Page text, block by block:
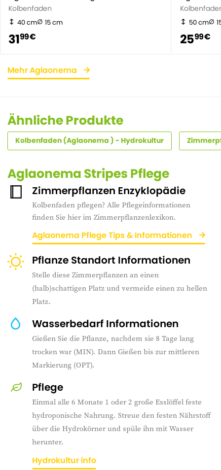
Kolbenfaden
40 cm 15 cm
3199 €
50 cm
2599 €
Mehr Aglaonema
Ähnliche Produkte
Kolbenfaden (Aglaonema ) - Hydrokultur
Aglaonema Stripes Pflege
Zimmerpflanzen Enzyklopädie
Kolbenfaden pflegen? Alle Pflegeinformationen
finden Sie hier im Zimmerpflanzenlexikon.
Aglaonema Pflege Tips & Informationen
Pflanze Standort Informationen
Stelle diese Zimmerpflanzen an einen
(halb)schattigen Platz und vermeide einen zu hellen
Platz.
Wasserbedarf Informationen
Gießen Sie die Pflanze, nachdem sie 8 Tage lang
trocken war (MIN). Dann Gießen bis zur mittleren
Markierung (OPT).
Pflege
Einmal alle 6 Monate 1 oder 2 große Esslöffel feste
hydroponische Nahrung. Streue den festen Nährstoff
über die Hydrokörner und spüle ihn mit Wasser
herunter.
Hydrokultur info